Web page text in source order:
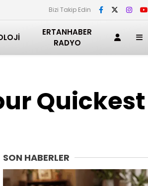
Bizi Takip Edin
ERTANHABER
RADYO
Quickest
SON HABERLER